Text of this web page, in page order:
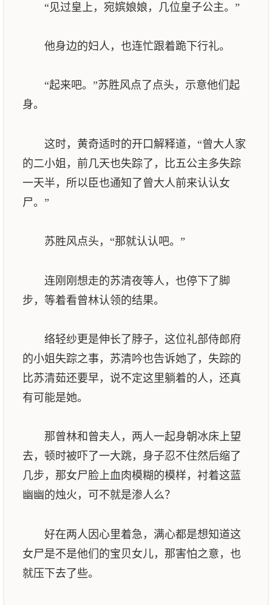
“见过皇上，宛嫔娘娘，几位皇子公主。”
他身边的妇人，也连忙跟着跪下行礼。
“起来吧。”苏胜风点了点头，示意他们起
身。
这时，黄奇适时的开口解释道，“曾大人家
的二小姐，前几天也失踪了，比五公主多失踪
一天半，所以臣也通知了曾大人前来认认女
尸。”
苏胜风点头，“那就认认吧。”
连刚刚想走的苏清夜等人，也停下了脚
步，等着看曾林认领的结果。
络轻纱更是伸长了脖子，这位礼部侍郎府
的小姐失踪之事，苏清吟也告诉她了，失踪的
比苏清茹还要早，说不定这里躺着的人，还真
有可能是她。
那曾林和曾夫人，两人一起身朝冰床上望
去，顿时被吓了一大跳，身子忍不住然后缩了
几步，那女尸脸上血肉模糊的模样，衬着这蓝
幽幽的烛火，可不就是渗人么？
好在两人因心里着急，满心都是想知道这
女尸是不是他们的宝贝女儿，那害怕之意，也
就压下去了些。